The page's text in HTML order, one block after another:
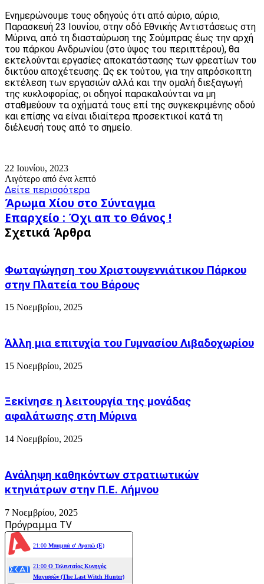
Ενημερώνουμε τους οδηγούς ότι από αύριο, αύριο,
Παρασκευή 23 Ιουνίου, στην οδό Εθνικής Αντιστάσεως στη
Μύρινα, από τη διασταύρωση της Σούμπρας έως την αρχή
του πάρκου Ανδρωνίου (στο ύψος του περιπτέρου), θα
εκτελούνται εργασίες αποκατάστασης των φρεατίων του
δικτύου αποχέτευσης. Ως εκ τούτου, για την απρόσκοπτη
εκτέλεση των εργασιών αλλά και την ομαλή διεξαγωγή
της κυκλοφορίας, οι οδηγοί παρακαλούνται να μη
σταθμεύουν τα οχήματά τους επί της συγκεκριμένης οδού
και επίσης να είναι ιδιαίτερα προσεκτικοί κατά τη
διέλευσή τους από το σημείο.
22 Ιουνίου, 2023
Λιγότερο από ένα λεπτό
Δείτε περισσότερα
Άρωμα
Χίου
στο
Σύνταγμα
Άρωμα Χίου στο Σύνταγμα
Επαρχείο
:
Όχι
Θάνος
!
Επαρχείο : Όχι απ το Θάνος !
Σχετικά Άρθρα
Φωταγώγηση του Χριστουγεννιάτικου Πάρκου
στην Πλατεία του Βάρους
15 Νοεμβρίου, 2025
Άλλη μια επιτυχία του Γυμνασίου Λιβαδοχωρίου
15 Νοεμβρίου, 2025
Ξεκίνησε η λειτουργία της μονάδας
αφαλάτωσης στη Μύρινα
14 Νοεμβρίου, 2025
Ανάληψη καθηκόντων στρατιωτικών
κτηνιάτρων στην Π.Ε. Λήμνου
7 Νοεμβρίου, 2025
Πρόγραμμα TV